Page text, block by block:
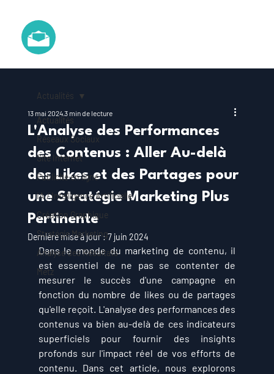
Actualités
Réseaux Sociaux
Site Internet
Publicité en ligne
IA / Intelligence Artificielle
Création Graphique
Stratégie Marketing
Analyse des Résultats
Metz
Actualités
L'Analyse des Performances
des Contenus : Aller Au-delà
des Likes et des Partages pour
une Stratégie Marketing Plus
Pertinente
13 mai 20243 min de lecture
Dernière mise à jour :7 juin 2024
Dans le monde du marketing de contenu, il
est essentiel de ne pas se contenter de
mesurer le succès d'une campagne en
fonction du nombre de likes ou de partages
qu'elle reçoit. L'analyse des performances des
contenus va bien au-delà de ces indicateurs
superficiels pour fournir des insights
profonds sur l'impact réel de vos efforts de
contenu. Dans cet article, nous explorons